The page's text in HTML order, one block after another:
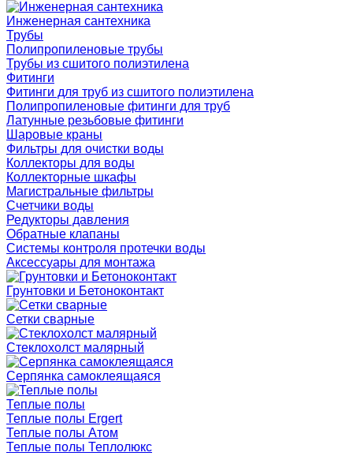
Инженерная сантехника
Трубы
Полипропиленовые трубы
Трубы из сшитого полиэтилена
Фитинги
Фитинги для труб из сшитого полиэтилена
Полипропиленовые фитинги для труб
Латунные резьбовые фитинги
Шаровые краны
Фильтры для очистки воды
Коллекторы для воды
Коллекторные шкафы
Магистральные фильтры
Счетчики воды
Редукторы давления
Обратные клапаны
Системы контроля протечки воды
Аксессуары для монтажа
Грунтовки и Бетоноконтакт
Сетки сварные
Cтеклохолст малярный
Серпянка самоклеящаяся
Теплые полы
Теплые полы Ergert
Теплые полы Атом
Теплые полы Теплолюкс